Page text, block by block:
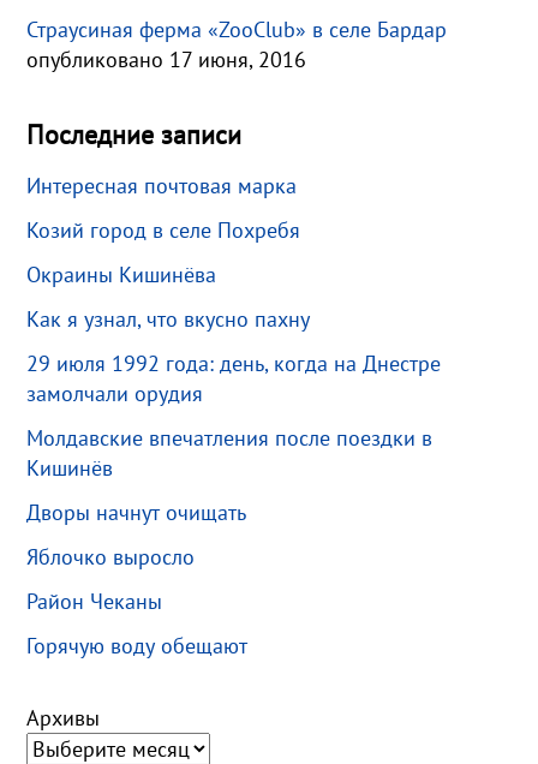
Страусиная ферма «ZooClub» в селе Бардар
опубликовано 17 июня, 2016
Последние записи
Интересная почтовая марка
Козий город в селе Похребя
Окраины Кишинёва
Как я узнал, что вкусно пахну
29 июля 1992 года: день, когда на Днестре
замолчали орудия
Молдавские впечатления после поездки в
Кишинёв
Дворы начнут очищать
Яблочко выросло
Район Чеканы
Горячую воду обещают
Архивы